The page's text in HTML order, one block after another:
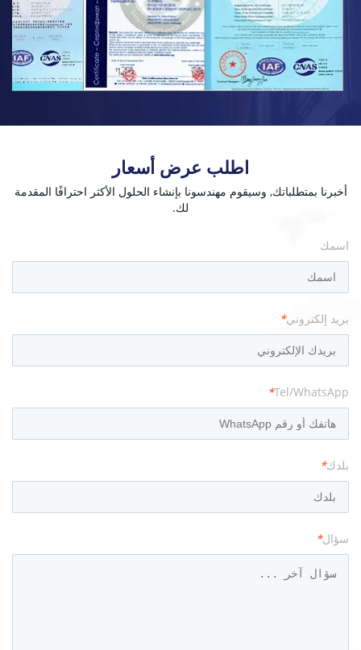
اطلب عرض أسعار
أخبرنا بمتطلباتك, وسيقوم مهندسونا بإنشاء الحلول الأكثر احترافًا المقدمة
لك.
اسمك
بريد إلكتروني*
Tel/WhatsApp
*
بلدك*
سؤال*